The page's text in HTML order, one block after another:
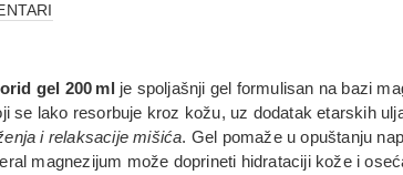
gel 200 ml je spoljašnji gel formulisan na bazi
se lako resorbuje kroz kožu, uz dodataketarskih
i relaksacije mišića. Gel pomaže uopuštanju
magnezijum može doprineti hidrataciji kožei